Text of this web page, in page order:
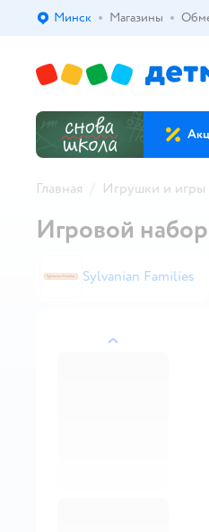
Выбор адреса доставки.
Минск Магазины
Главная Игрушки и игры
назад
Игровой
Sylvanian Families